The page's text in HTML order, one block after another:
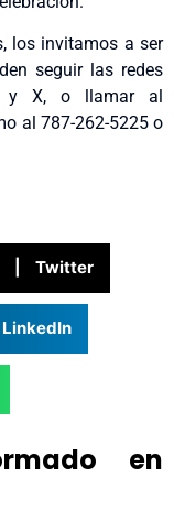
los invitamos a ser
seguir las redes
y X, o llamar al
al 787-262-5225 o
| Twitter
LinkedIn
en